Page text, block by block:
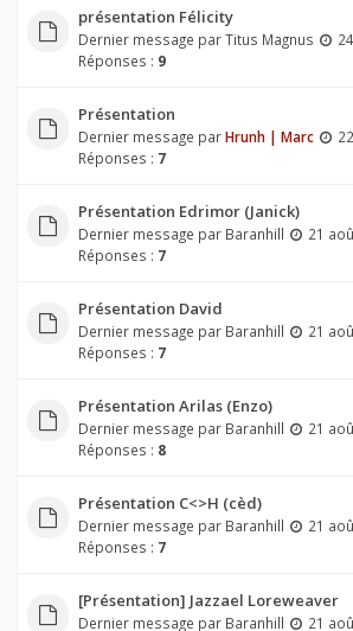
présentation Félicity
Dernier message parTitus Magnus
Réponses : 9
Présentation
Dernier message parHrunh | Marc
Réponses : 7
Présentation Edrimor (Janick)
Dernier message par Baranhill
21
Réponses : 7
Présentation David
Dernier message par Baranhill
21
Réponses : 7
Présentation Arilas (Enzo)
Dernier message par Baranhill
21
Réponses : 8
Présentation C<>H (cèd)
Dernier message par Baranhill
21
Réponses : 7
[Présentation] Jazzael Loreweaver
Dernier message par Baranhill 21